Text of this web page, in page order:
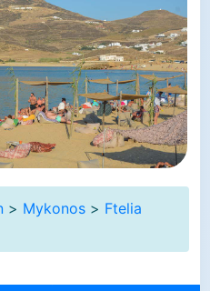
> Mykonos > Ftelia